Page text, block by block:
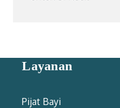
Layanan
Pijat Bayi